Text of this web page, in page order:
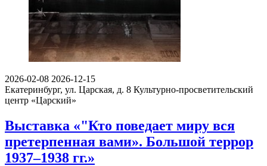
2026-02-08 2026-12-15
Екатеринбург, ул. Царская, д. 8 Культурно-просветительский
центр «Царский»
Выставка «"Кто поведает миру вся
претерпенная вами». Большой террор
1937–1938 гг.»